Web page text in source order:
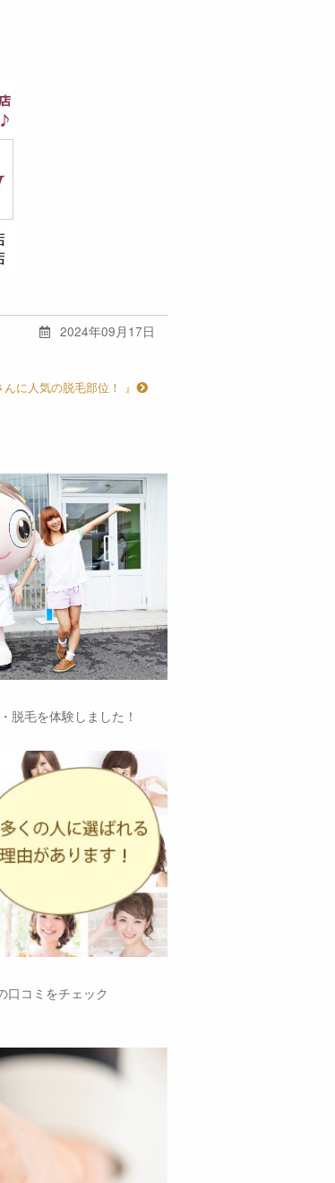
2024年09月17日
んに人気の脱毛部位！ 』
脱毛を体験しました！
口コミをチェック